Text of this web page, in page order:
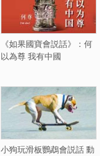
《如果國寶會説話》：何
以為尊 我有中國
小狗玩滑板鸚鵡會説話 動